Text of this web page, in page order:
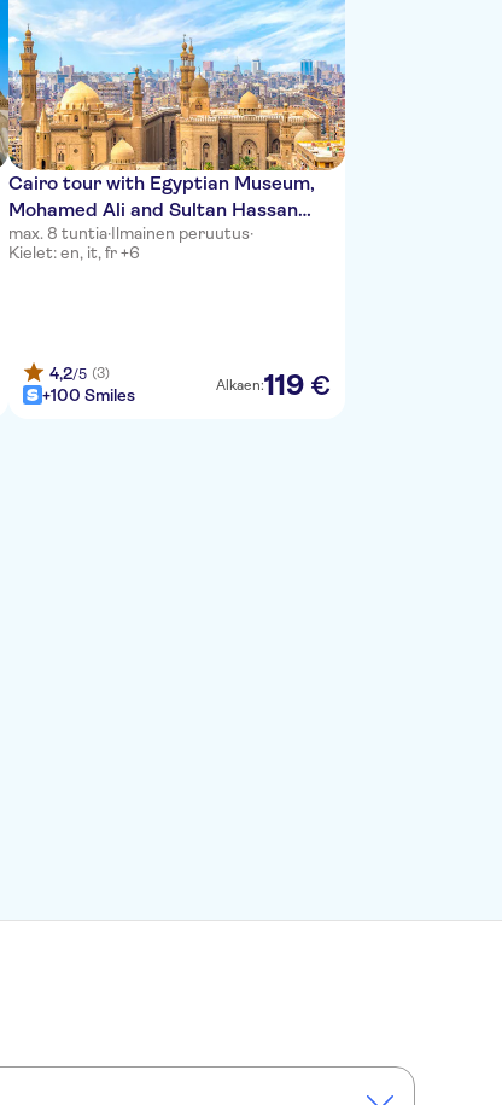
Cairo tour with Egyptian Museum,
Mohamed Ali and Sultan Hassan
Mosque
max. 8 tuntia·Ilmainen peruutus·
Kielet: en, it, fr +6
4,2/5 (3)
+100 Smiles Alkaen:119 €